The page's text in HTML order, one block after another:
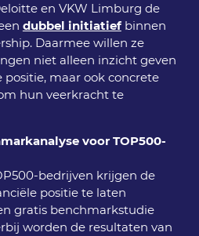
en VKW Limburg de
dubbel initiatief binnen
Daarmee willen ze
niet alleen inzicht geven
maar ook concrete
hun veerkracht te
voor TOP500-
bedrijven krijgen de
positie te laten
gratis benchmarkstudie
worden de resultaten van